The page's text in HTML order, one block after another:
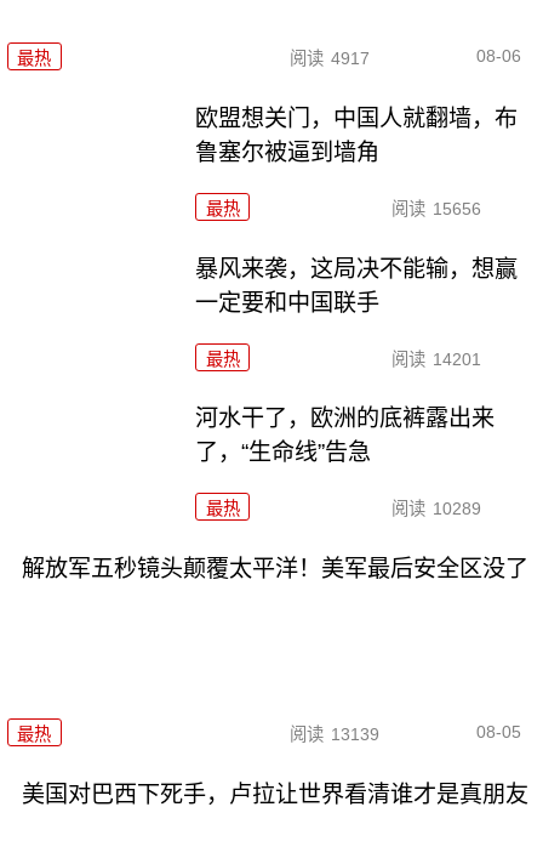
最热 阅读 4917 08-06
欧盟想关门，中国人就翻墙，布
鲁塞尔被逼到墙角
最热 阅读 15656
暴风来袭，这局决不能输，想赢
一定要和中国联手
最热 阅读 14201
河水干了，欧洲的底裤露出来
了，“生命线”告急
最热 阅读 10289
解放军五秒镜头颠覆太平洋！美军最后安全区没了
最热 阅读 13139 08-05
美国对巴西下死手，卢拉让世界看清谁才是真朋友